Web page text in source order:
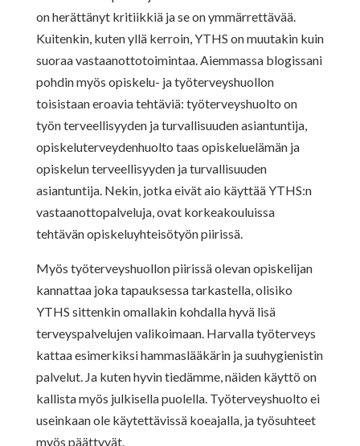
on herättänyt kritiikkiä ja se on ymmärrettävää.
Kuitenkin, kuten yllä kerroin, YTHS on muutakin kuin
suoraa vastaanottotoimintaa. Aiemmassa blogissani
pohdin myös opiskelu- ja työterveyshuollon
toisistaan eroavia tehtäviä: työterveyshuolto on
työn terveellisyyden ja turvallisuuden asiantuntija,
opiskeluterveydenhuolto taas opiskeluelämän ja
opiskelun terveellisyyden ja turvallisuuden
asiantuntija. Nekin, jotka eivät aio käyttää YTHS:n
vastaanottopalveluja, ovat korkeakouluissa
tehtävän opiskeluyhteisötyön piirissä.
Myös työterveyshuollon piirissä olevan opiskelijan
kannattaa joka tapauksessa tarkastella, olisiko
YTHS sittenkin omallakin kohdalla hyvä lisä
terveyspalvelujen valikoimaan. Harvalla työterveys
kattaa esimerkiksi hammaslääkärin ja suuhygienistin
palvelut. Ja kuten hyvin tiedämme, näiden käyttö on
kallista myös julkisella puolella. Työterveyshuolto ei
useinkaan ole käytettävissä koeajalla, ja työsuhteet
myös päättyvät.